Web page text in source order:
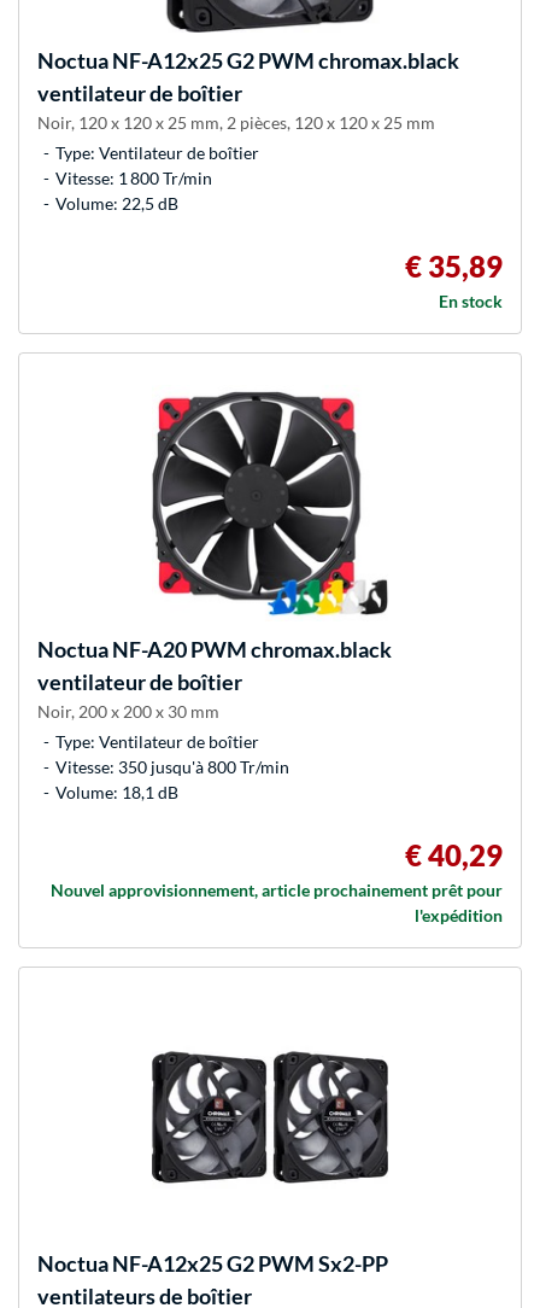
NoctuaNF-A12x25 G2 PWM chromax.black
ventilateur de boîtier
Noir, 120 x 120 x 25 mm, 2 pièces, 120 x 120 x 25 mm
Type: Ventilateur de boîtier
Vitesse: 1 800 Tr/min
Volume: 22,5 dB
€ 35,89
En stock
NoctuaNF-A20 PWM chromax.black
ventilateur de boîtier
Noir, 200 x 200 x 30 mm
Type: Ventilateur de boîtier
Vitesse: 350 jusqu'à 800 Tr/min
Volume: 18,1 dB
€ 40,29
Nouvel approvisionnement, article prochainement prêt pour
l'expédition
NoctuaNF-A12x25 G2 PWM Sx2-PP
ventilateurs de boîtier